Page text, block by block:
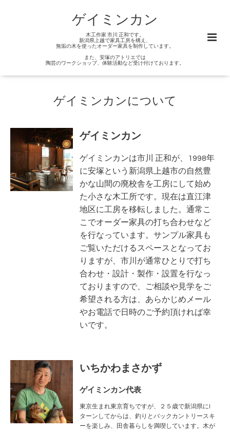
ゲイミンカン
木工作家 市川 正和です。
新潟県上越で家具工房を構え、
無垢の木を使ったオーダー家具を制作しています。
また、安塚のアトリエでは
陶芸のワークショップ、体験活動など受け付けております。
ゲイミンカンについて
ゲイミンカン
ゲイミンカンは市川 正和が、1998年
に安塚という 新潟県上越市の自然豊
かな山間の廃校舎を工房にして始め
た小さな木工所です。 現在は直江津
地区に工房を移転しました。 通常こ
こでオーダー家具の打ち合わせなど
を行なっています。 サンプル家具も
ご覧いただけるスペースとなってお
りますが、 市川が通常ひとりで打ち
合わせ・設計・製作・設置を行なっ
ておりますので、
ご相談や見学をご
希望される方は、 あらかじめメール
やお電話で日時のご予約頂ければ幸
いです。
いちかわまさかず
ゲイミンカン代表
東京生まれ東京育ちですが、２５歳で新潟県にI
ターンしてからは、釣りとバックカントリースキ
ーを楽しみ、田舎暮らしを満喫しています。木が